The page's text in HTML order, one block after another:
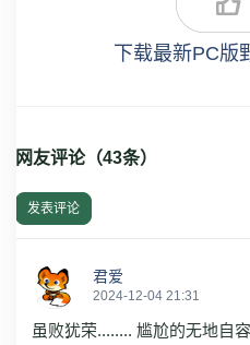
下载最新PC版
网友评论（43条）
发表评论
君爱
2024-12-04 21:31
虽败犹荣........ 尴尬的无地自